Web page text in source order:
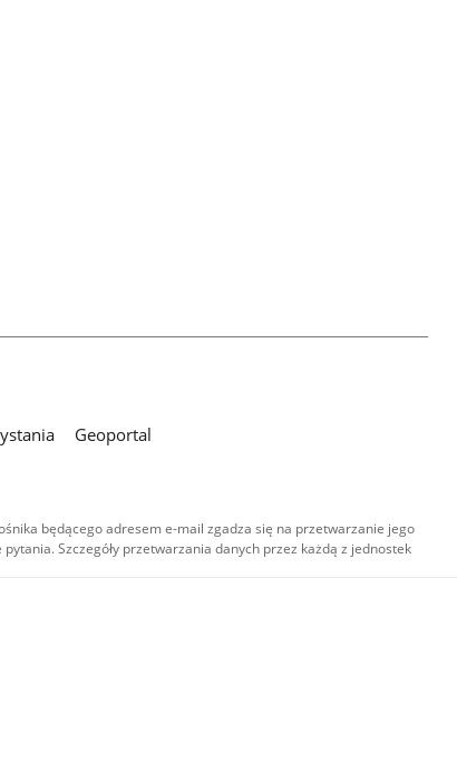
Geoportal
będącego adresem e-mail zgadza się na przetwarzanie jego
Szczegóły przetwarzania danych przez każdą z jednostek